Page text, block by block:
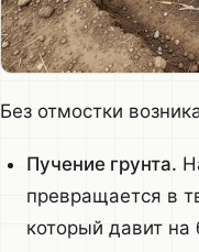
Без отмостки
Пучение грунта.
превращается в
который давит